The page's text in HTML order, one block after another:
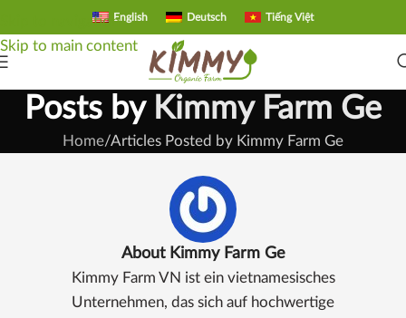
Skip to navigation
Skip to main content
English Deutsch Tiếng Việt
Posts by Kimmy Farm Ge
Home Articles Posted by Kimmy Farm Ge
About Kimmy Farm Ge
Kimmy Farm VN ist ein vietnamesisches
Unternehmen, das sich auf hochwertige